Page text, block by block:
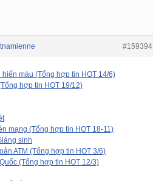
#159394
máu (Tổng hợp tin HOT 14/6)
hợp tin HOT 19/12)
mạng (Tổng hợp tin HOT 18-11)
sinh
ATM (Tổng hợp tin HOT 3/6)
(Tổng hợp tin HOT 12/3)